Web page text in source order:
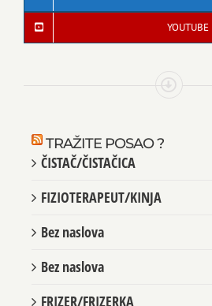
YOUTUBE
TRAŽITE POSAO ?
ČISTAČ/ČISTAČICA
FIZIOTERAPEUT/KINJA
Bez naslova
Bez naslova
FRIZER/FRIZERKA